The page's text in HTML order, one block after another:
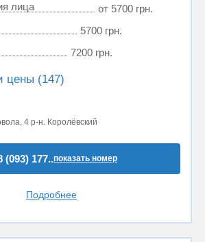
лица
от 5700 грн.
5700 грн.
7200 грн.
цены (147)
4 р-н. Королёвский
(093) 177..показать номер
Подробнее